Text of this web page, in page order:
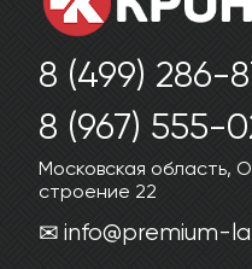
8 (499) 286-
8 (967) 555-
Московская область,
строение 22
info@premium-